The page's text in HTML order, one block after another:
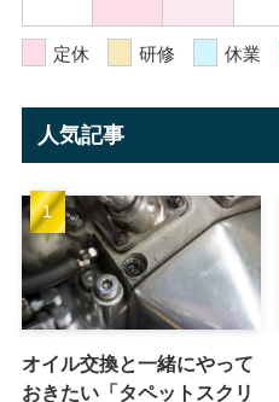
定休 研修 休業
人気記事
オイル交換と一緒にやって
おきたい「タペットスクリ